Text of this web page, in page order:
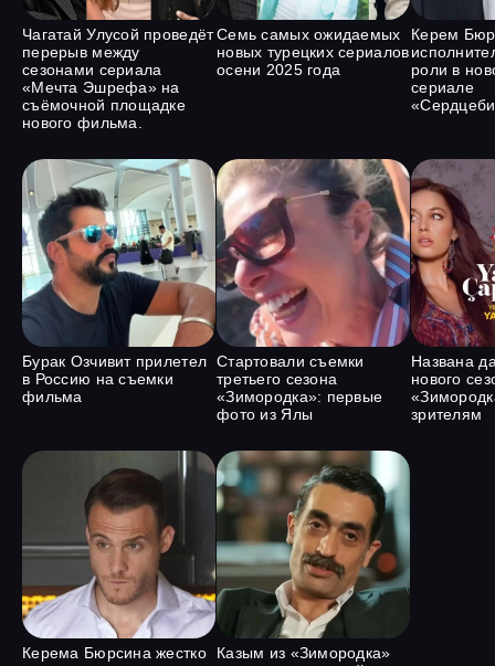
Чагатай Улусой проведёт
перерыв между
сезонами сериала
«Мечта Эшрефа» на
съёмочной площадке
нового фильма.
Семь самых ожидаемых
новых турецких сериалов
осени 2025 года
Керем
роли в
сериале
Бурак Озчивит прилетел
в Россию на съемки
фильма
Стартовали съемки
третьего сезона
«Зимородка»: первые
фото из Ялы
Названа
нового
зрителям
Керема Бюрсина жестко
Казым из «Зимородка»